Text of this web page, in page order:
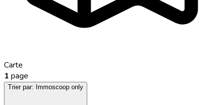
Carte
1 page
Trier par: Immoscoop only